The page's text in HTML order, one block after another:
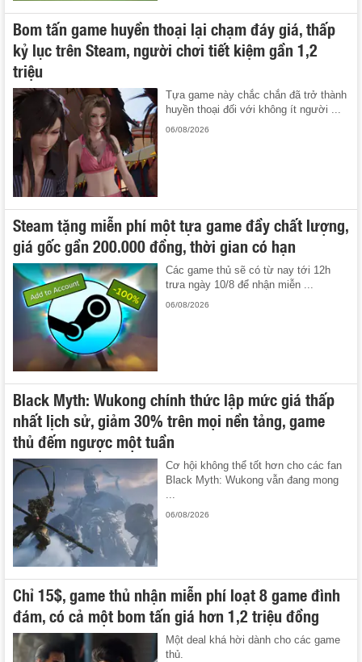
Bom tấn game huyền thoại lại chạm đáy giá, thấp
kỷ lục trên Steam, người chơi tiết kiệm gần 1,2
triệu
Tựa game này chắc chắn đã trở thành
huyền thoại đối với không ít người ...
06/08/2026
Steam tặng miễn phí một tựa game đầy chất lượng,
giá gốc gần 200.000 đồng, thời gian có hạn
Các game thủ sẽ có từ nay tới 12h
trưa ngày 10/8 để nhận miễn ...
06/08/2026
Black Myth: Wukong chính thức lập mức giá thấp
nhất lịch sử, giảm 30% trên mọi nền tảng, game
thủ đếm ngược một tuần
Cơ hội không thể tốt hơn cho các fan
Black Myth: Wukong vẫn đang mong
06/08/2026
Chỉ 15$, game thủ nhận miễn phí loạt 8 game đình
đám, có cả một bom tấn giá hơn 1,2 triệu đồng
Một deal khá hời dành cho các game
thủ.